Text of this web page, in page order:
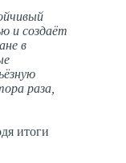
и создаёт
в
раза,
итоги